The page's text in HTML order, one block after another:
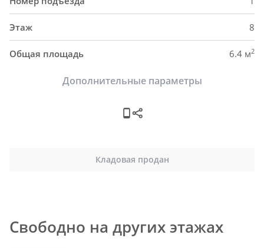
Этаж 8
Общая площадь 6.4 м2
Дополнительные параметры
Кладовая продан
Свободно на других этажах